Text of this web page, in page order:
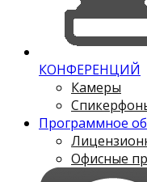
КОНФЕРЕНЦИЙ
Камеры
Программное
Офисные